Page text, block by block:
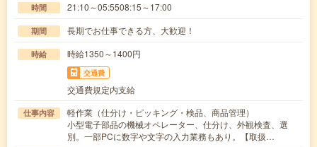
時間 21:10～05:5508:15～17:00
期間 長期でお仕事できる方、大歓迎！
時給 時給1350～1400円
交通費
交通費規定内支給
仕事内容
軽作業（仕分け・ピッキング・検品、商品管理）
小型電子部品の機械オペレーター、仕分け、外観検査、選
別。一部PCに数字や文字の入力業務もあり。【取扱…